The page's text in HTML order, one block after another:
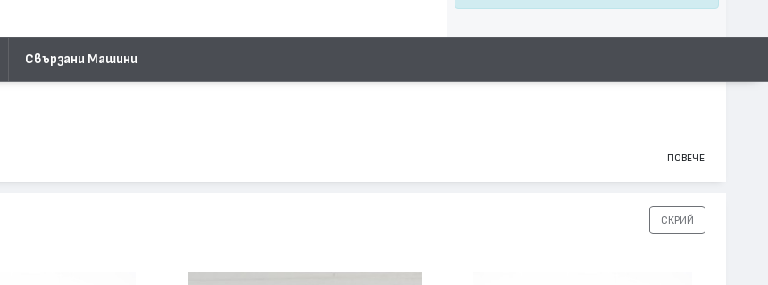
Свързани Машини
ПОВЕЧЕ
СКРИЙ